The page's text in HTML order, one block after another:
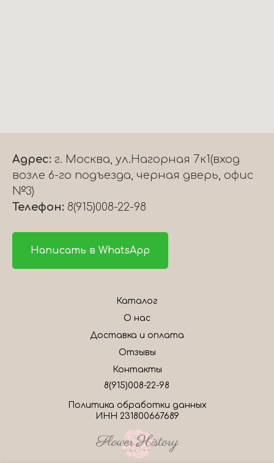
Адрес: г. Москва, ул.Нагорная 7к1(вход
возле 6-го подъезда, черная дверь, офис
№3)
Телефон: 8(915)008-22-98
Написать в WhatsApp
Контакты
8(915)008-22-98
Каталог
О нас
Доставка и оплата
Отзывы
Политика обработки данных
ИНН 231800667689